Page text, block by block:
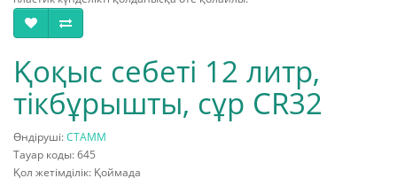
Қоқыс себеті 12 литр,
тікбұрышты, сұр CR32
Өндіруші:СТАММ
Тауар коды: 645
Қол жетімділік: Қоймада